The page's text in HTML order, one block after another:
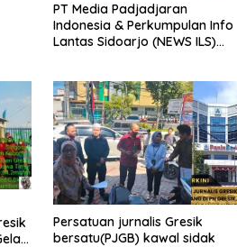
PT Media Padjadjaran
Indonesia & Perkumpulan Info
Lantas Sidoarjo (NEWS ILS)
Persatuan jurnalis Gresik
bersatu(PJGB) kawal sidak